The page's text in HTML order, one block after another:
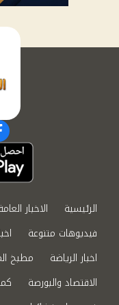
الرئيسية الاخبار
فيديوهات متنوعة
اخبار الرياضة
مطبخ
الاقتصاد والبورصة